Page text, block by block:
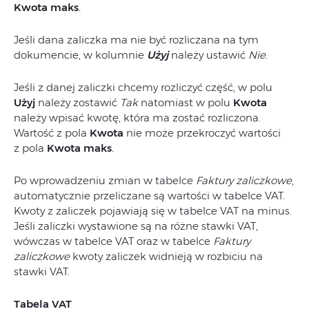
Kwota maks.
Jeśli dana zaliczka ma nie być rozliczana na tym
dokumencie, w kolumnie Użyjnależy ustawić Nie.
Jeśli z danej zaliczki chcemy rozliczyć część, w polu
Użyj należy zostawić Taknatomiast w polu Kwota
należy wpisać kwotę, która ma zostać rozliczona.
Wartość z pola Kwota nie może przekroczyć wartości
z pola Kwota maks.
Po wprowadzeniu zmian w tabelce Faktury zaliczkowe,
automatycznie przeliczane są wartości w tabelce VAT.
Kwoty z zaliczek pojawiają się w tabelce VAT na minus.
Jeśli zaliczki wystawione są na różne stawki VAT,
wówczas w tabelce VAT oraz w tabelce Faktury
zaliczkowekwoty zaliczek widnieją w rozbiciu na
stawki VAT.
Tabela VAT